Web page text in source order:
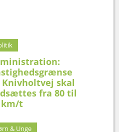
Knivholtvej skal
fra 80 til
km/t
& Unge